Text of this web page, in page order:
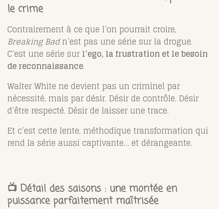
le crime
Contrairement à ce que l’on pourrait croire,
Breaking Badn’est pas une série sur la drogue.
C’est une série surl’ego, la frustration et le besoin
de reconnaissance.
Walter White ne devient pas un criminel par
nécessité, mais par désir. Désir de contrôle. Désir
d’être respecté. Désir de laisser une trace.
Et c’est cette lente, méthodique transformation qui
rend la série aussi captivante… et dérangeante.
📺 Détail des saisons : une montée en
puissance parfaitement maîtrisée